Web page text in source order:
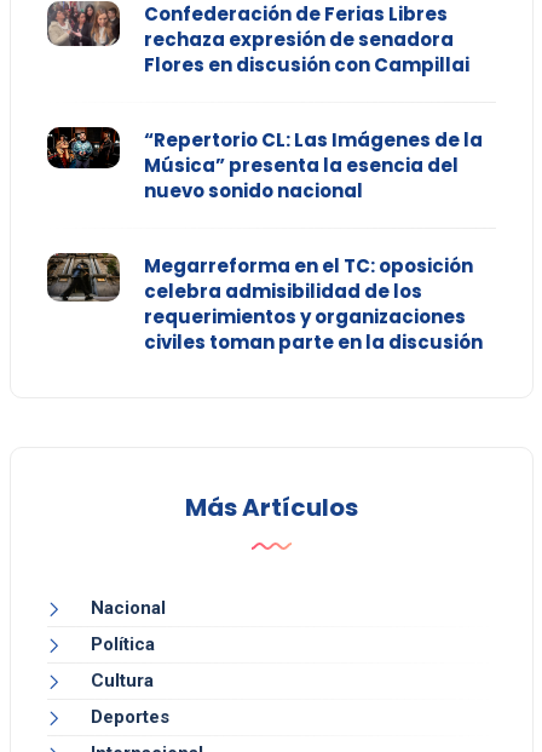
Confederación de Ferias Libres
rechaza expresión de senadora
Flores en discusión con Campillai
“Repertorio CL: Las Imágenes de la
Música” presenta la esencia del
nuevo sonido nacional
Megarreforma en el TC: oposición
celebra admisibilidad de los
requerimientos y organizaciones
civiles toman parte en la discusión
Más Artículos
Nacional
Política
Cultura
Deportes